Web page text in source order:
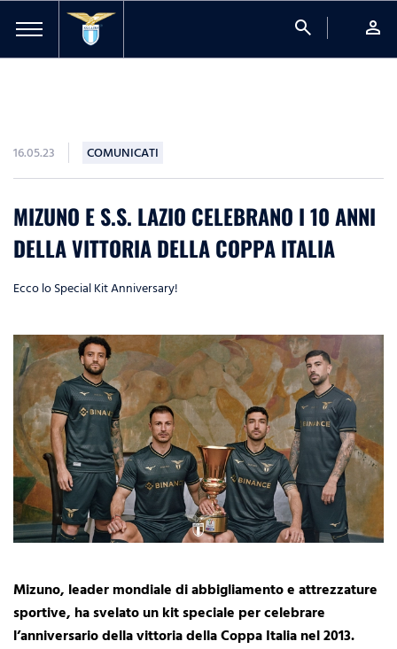
search person
16.05.23 COMUNICATI
MIZUNO E S.S. LAZIO CELEBRANO I 10 ANNI
DELLA VITTORIA DELLA COPPA ITALIA
Ecco lo Special Kit Anniversary!
Mizuno, leader mondiale di abbigliamento e attrezzature
sportive, ha svelato un kit speciale per celebrare
l’anniversario della vittoria della Coppa Italia nel 2013.